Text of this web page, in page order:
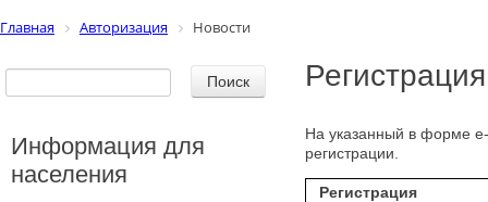
Главная Авторизация Новости
Регистрация
На указанный в форме
регистрации.
Регистрация
Информация для
населения